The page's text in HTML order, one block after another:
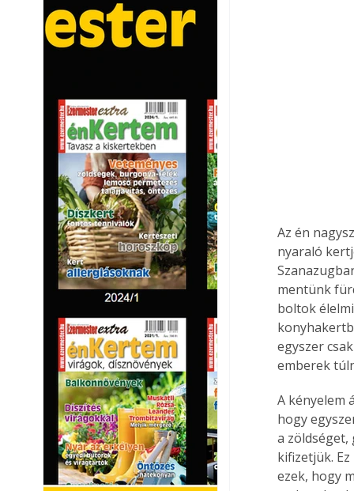
Utóérik eközben, de nem lesz
olyan ízű, mint amit a saját
kertünkben, biológiai
tárolható h
Az én
nyaraló
mentünk
boltok
egyszer
emberek
A kényelem
hogy
a zöldséget,
kifizetjük.
ezek, hogy